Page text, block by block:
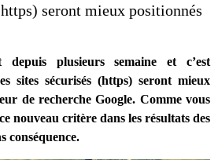
seront mieux positionnés
depuis plusieurs semaine et c’est
sites sécurisés (https) seront mieux
de recherche Google. Comme vous
nouveau critère dans les résultats des
conséquence.